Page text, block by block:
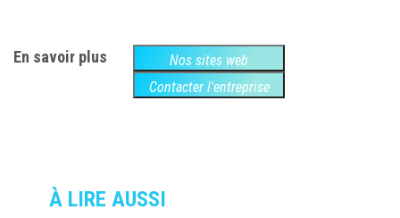
En savoir plus
Nos sites web
Contacter l'entreprise
À LIRE AUSSI